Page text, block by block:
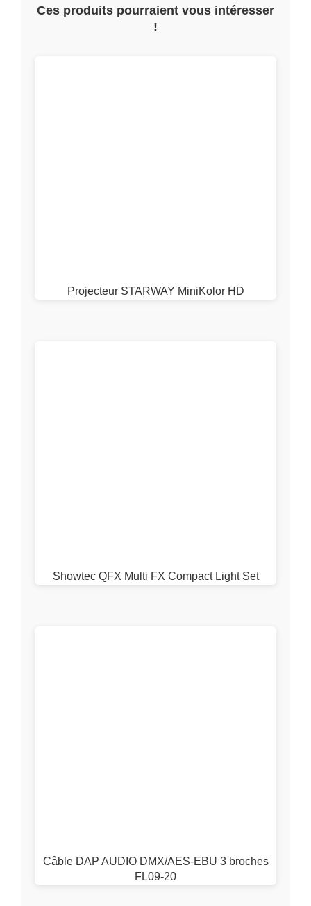
Projecteur STARWAY MiniKolor HD
Showtec QFX Multi FX Compact Light Set
Câble DAP AUDIO DMX/AES-EBU 3 broches
FL09-20